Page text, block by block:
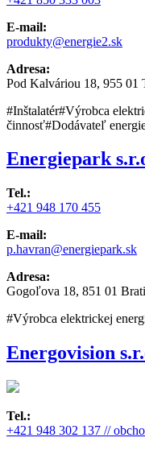
E-mail:
produkty@energie2.sk
Adresa:
Pod Kalváriou 18, 955 01
#Inštalatér#Výrobca
činnosť#Dodávateľ
Energiepark
Tel.:
+421 948 170 455
E-mail:
p.havran@energiepark.sk
Adresa:
Gogoľova 18, 851 01
#Výrobca elektrickej
Energovision
Tel.:
+421 948 302 137 //